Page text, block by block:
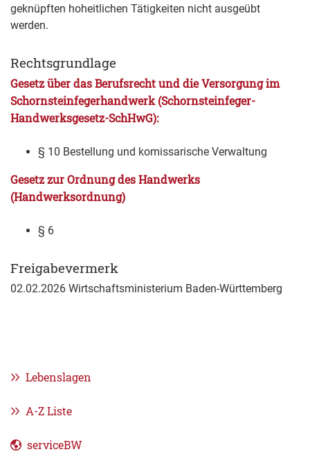
geknüpften hoheitlichen Tätigkeiten nicht ausgeübt
werden.
Rechtsgrundlage
Gesetz über das Berufsrecht und die Versorgung im
Schornsteinfegerhandwerk (Schornsteinfeger-
Handwerksgesetz-SchHwG):
§ 10 Bestellung und komissarische Verwaltung
Gesetz zur Ordnung des Handwerks
(Handwerksordnung)
§ 6
Freigabevermerk
02.02.2026 Wirtschaftsministerium Baden-Württemberg
Lebenslagen
A-Z Liste
serviceBW